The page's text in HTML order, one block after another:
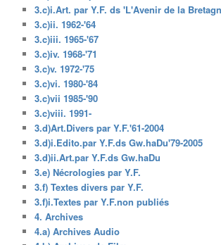
3.c)i.Art. par Y.F. ds 'L'Avenir de la
3.c)ii. 1962-'64
3.c)iii. 1965-'67
3.c)iv. 1968-'71
3.c)v. 1972-'75
3.c)vi. 1980-'84
3.c)vii 1985-'90
3.c)viii. 1991-
3.d)Art.Divers par Y.F.'61-2004
3.d)i.Edito.par Y.F.ds Gw.haDu'79-2005
3.d)ii.Art.par Y.F.ds Gw.haDu
3.e) Nécrologies par Y.F.
3.f) Textes divers par Y.F.
3.f)i.Textes par Y.F.non publiés
4. Archives
4.a) Archives Audio